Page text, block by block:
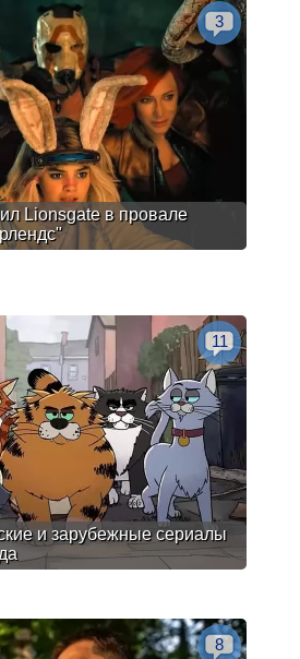
Lionsgate в провале
3
и зарубежные сериалы
11
8